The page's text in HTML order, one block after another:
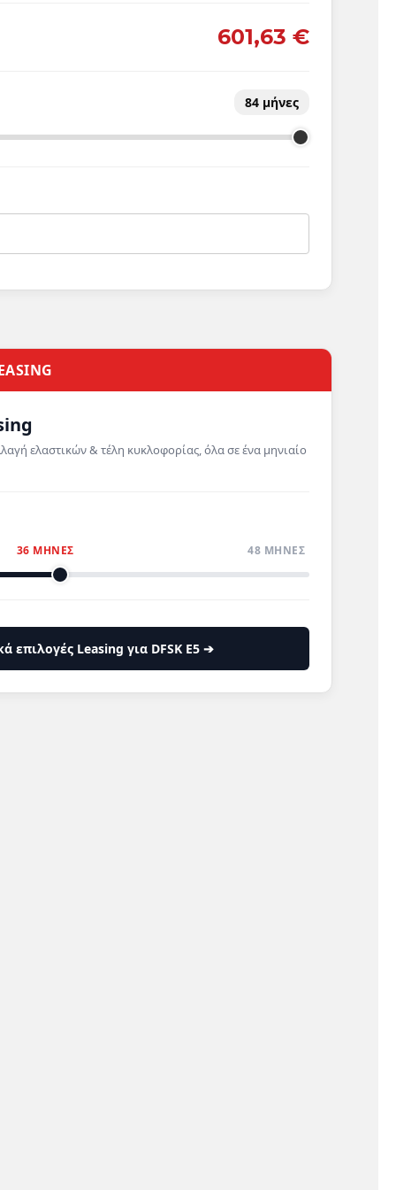
601,63 €
84 μήνες
ελαστικών & τέλη κυκλοφορίας, όλα σε ένα μηνιαίο
36 ΜΗΝΕΣ 48 ΜΗΝΕΣ
επιλογές Leasing για DFSK E5 ➔